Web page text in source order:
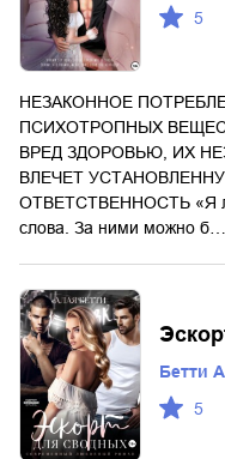
5
НЕЗАКОННОЕ
ПСИХОТРОПНЫХ
ВРЕД ЗДОРОВЬЮ, ИХ
ВЛЕЧЕТ
ОТВЕТСТВЕННОСТЬ «Я
слова. За ними можно б…
Бетти
5